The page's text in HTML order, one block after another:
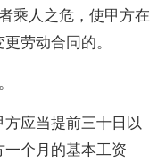
乘人之危，使甲方在
劳动合同的。
方应当提前三十日以
个月的基本工资